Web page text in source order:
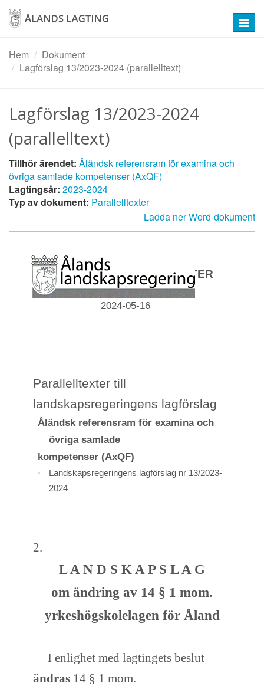
Hoppa
huvudinnehåll
Hem
Dokument
Lagförslag 13/2023-2024 (parallelltext)
Lagförslag 13/2023-2024
(parallelltext)
Tillhör ärendet: Åländsk referensram för examina och
övriga samlade kompetenser (AxQF)
Lagtingsår: 2023-2024
Typ av dokument: Parallelltexter
Ladda ner Word-dokument
PARALLELLTEXTER
Datum
2024-05-16
Parallelltexter till
landskapsregeringens lagförslag
Åländsk referensram för examina och
övriga samlade
kompetenser (AxQF)
·
Landskapsregeringens lagförslag nr 13/2023-
2024
2.
L A N D S K A P S L A G
om ändring av 14 § 1 mom.
yrkeshögskolelagen för Åland
I enlighet med lagtingets beslut
ändras 14 § 1 mom.